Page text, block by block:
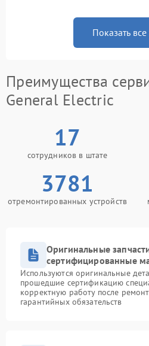
Показать все
Преимущества
General Electric
17
сотрудников в штате
3781
отремонтированных устройств
Оригинальные
сертифицированные
Используются оригинальные
прошедшие сертификацию
корректную работу после
гарантийных обязательств